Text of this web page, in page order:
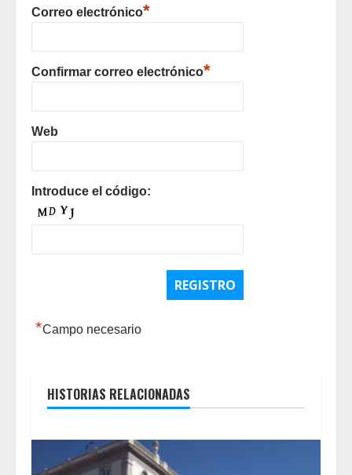
Correo electrónico*
Confirmar correo electrónico*
Web
Introduce el código:
*Campo necesario
HISTORIAS RELACIONADAS